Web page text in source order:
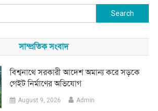
Search
সাম্প্রতিক সংবাদ
বিশ্বনাথে সরকারী আদেশ অমান্য করে সড়কে
গেইট নির্মাণের অভিযোগ
August 9, 2026 Admin